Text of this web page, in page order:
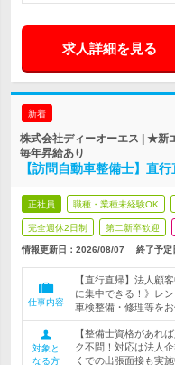
求人詳細を見る
新着
株式会社ディーオーエス | ★新
毎年昇給あり
【訪問自動車整備士】直
正社員 職種・業種未経験OK
完全週休2日制 第二新卒歓迎
情報更新日：2026/08/07 終了予定
仕事内容
【直行直帰】法人顧
に集中できる！》レ
車検整備・修理等を
対象と
なる方
【整備士資格があれ
ク不問！対応は法人
くでの出張面接も実